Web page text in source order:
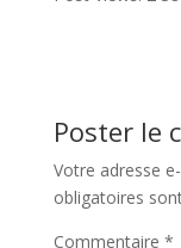
Poster le
Votre adresse
obligatoires
Commentaire *